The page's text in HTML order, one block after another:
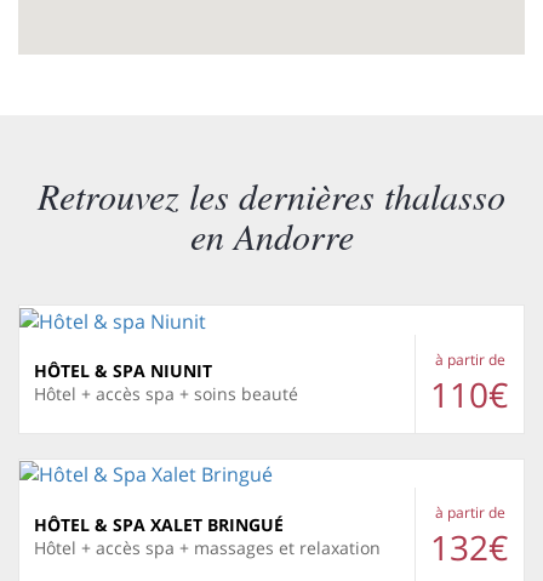
Retrouvez les dernières thalasso
en Andorre
HÔTEL & SPA NIUNIT
Hôtel + accès spa + soins beauté
à partir de
110€
HÔTEL & SPA XALET BRINGUÉ
Hôtel + accès spa + massages et relaxation
à partir de
132€